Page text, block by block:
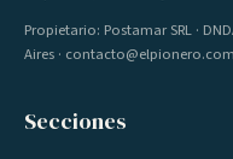
Propietario: Postamar SRL ·
Aires ·
Secciones